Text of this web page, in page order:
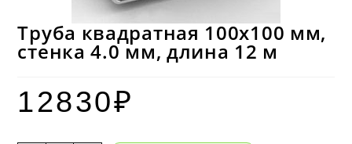
Труба квадратная 100х100 мм,
стенка 4.0 мм, длина 12 м
12830₽